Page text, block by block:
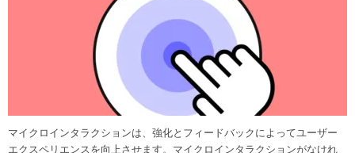
マイクロインタラクションは、強化とフィードバックによってユーザー
エクスペリエンスを向上させます。マイクロインタラクションがなけれ